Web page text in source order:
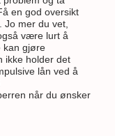
en god oversikt
mer du vet,
være lurt å
kan gjøre
ikke holder det
lån ved å
når du ønsker